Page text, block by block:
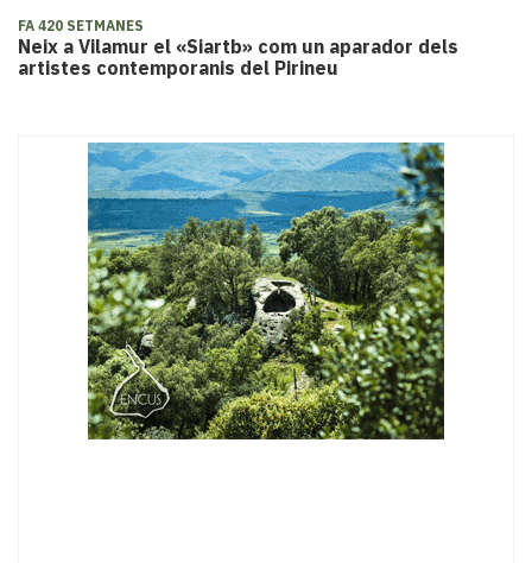
FA 420 SETMANES
​Neix a Vilamur el «Siartb» com un aparador dels
artistes contemporanis del Pirineu